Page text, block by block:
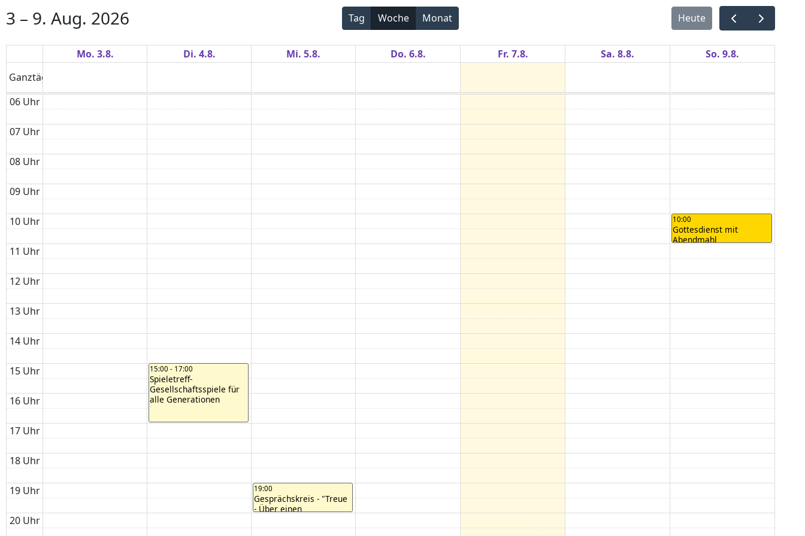
3 – 9. Aug. 2026 Tag Woche Monat Heute
Mo. 3.8. Di. 4.8. Mi. 5.8. Do. 6.8. Fr. 7.8. Sa. 8.8.
So. 9.8.
Ganztägig
06 Uhr
07 Uhr
08 Uhr
09 Uhr
10 Uhr
11 Uhr
12 Uhr
13 Uhr
14 Uhr
15 Uhr
16 Uhr
17 Uhr
18 Uhr
19 Uhr
20 Uhr
15:00 - 17:00
Spieletreff-
Gesellschaftsspiele für
alle Generationen
19:00
Gesprächskreis - "Treue
- Über einen
und eine mutige
10:00
Gottesdienst mit
Abendmahl